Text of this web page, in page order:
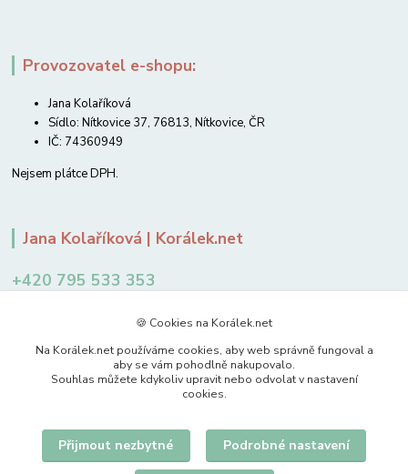
Provozovatel e-shopu:
Jana Kolaříková
Sídlo: Nítkovice 37, 76813, Nítkovice, ČR
IČ: 74360949
Nejsem plátce DPH.
Jana Kolaříková | Korálek.net
+420 795 533 353
Upravit sběr cookies.
🍪 Cookies na Korálek.net
Na Korálek.net používáme cookies, aby web správně fungoval a
aby se vám pohodlně nakupovalo.
Souhlas můžete kdykoliv upravit nebo odvolat v nastavení
cookies.
Přijmout nezbytné Podrobné nastavení